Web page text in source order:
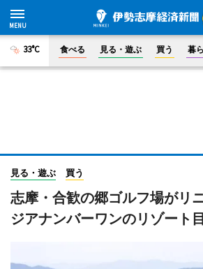
33°C 食べる 見る・遊ぶ 買う 暮
見る・遊ぶ 買う
志摩・合歓の郷ゴルフ場が
ジアナンバーワンのリゾート